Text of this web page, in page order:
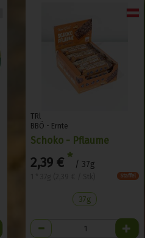
TRl
BBÖ - Ernte
Schoko - Pflaume
2,39 € * / 37g
Staffel
37g
Anzahl